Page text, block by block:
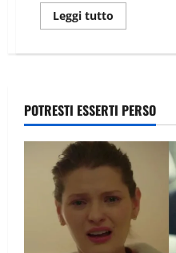
Leggi tutto
POTRESTI ESSERTI PERSO